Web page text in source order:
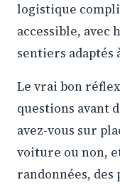
logistique
accessible, avec
sentiers adaptés
Le vrai bon
questions avant
avez-vous sur
voiture ou non,
randonnées, des